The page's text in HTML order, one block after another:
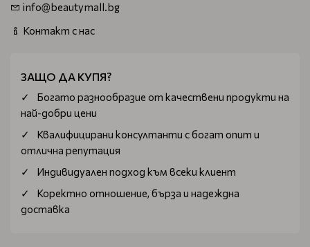
info@beautymall.bg
Контакт с нас
ЗАЩО ДА КУПЯ?
Богатo разнообразие от качествени продукти на
най-добри цени
Квалифицирани консултанти с богат опит и
отлична репутация
Индивидуален подход към всеки клиент
Коректно отношение, бърза и надеждна
доставка